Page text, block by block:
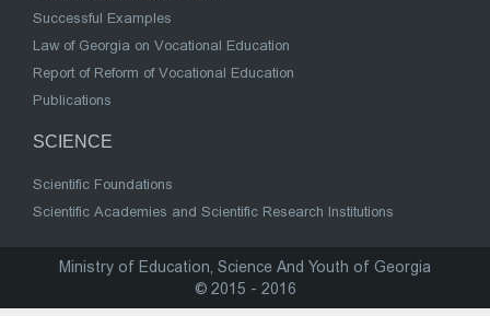
Successful Examples
Law of Georgia on Vocational Education
Report of Reform of Vocational Education
Publications
SCIENCE
Scientific Foundations
Scientific Academies and Scientific Research Institutions
Ministry of Education, Science And Youth of Georgia
© 2015 - 2016